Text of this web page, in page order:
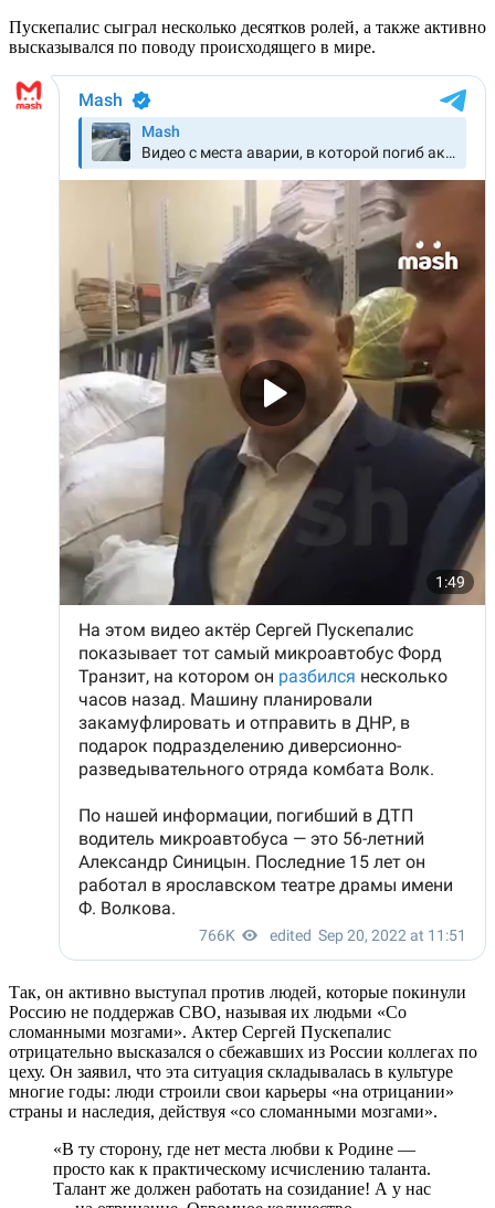
Пускепалис сыграл несколько десятков ролей, а также активно
высказывался по поводу происходящего в мире.
Так, он активно выступал против людей, которые покинули
Россию не поддержав СВО, называя их людьми «Со
сломанными мозгами». Актер Сергей Пускепалис
отрицательно высказался о сбежавших из России коллегах по
цеху. Он заявил, что эта ситуация складывалась в культуре
многие годы: люди строили свои карьеры «на отрицании»
страны и наследия, действуя «со сломанными мозгами».
«В ту сторону, где нет места любви к Родине —
просто как к практическому исчислению таланта.
Талант же должен работать на созидание! А у нас